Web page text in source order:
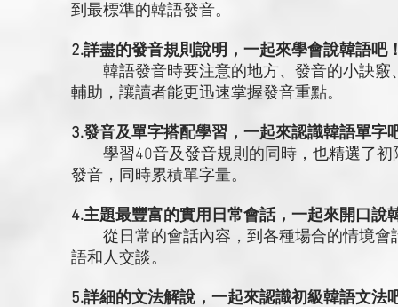
到最標準的韓語發音。
2.詳盡的發音規則說明，一起來學會說韓語吧
韓語發音時要注意的地方、發音的小訣竅
輔助，讓讀者能更迅速掌握發音重點。
3.發音及單字搭配學習，一起來認識韓語單字
學習40音及發音規則的同時，也精選了初
發音，同時累積單字量。
4.主題最豐富的實用日常會話，一起來開口說
從日常的會話內容，到各種場合的情境會
語和人交談。
5.詳細的文法解說，一起來認識初級韓語文法